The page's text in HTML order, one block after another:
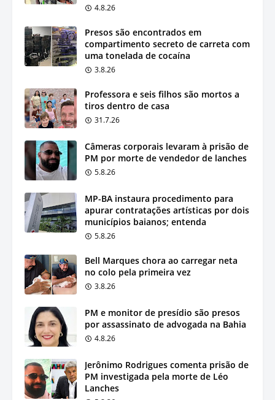
4.8.26
Presos são encontrados em
compartimento secreto de carreta com
uma tonelada de cocaína
3.8.26
Professora e seis filhos são mortos a
tiros dentro de casa
31.7.26
Câmeras corporais levaram à prisão de
PM por morte de vendedor de lanches
5.8.26
MP-BA instaura procedimento para
apurar contratações artísticas por dois
municípios baianos; entenda
5.8.26
Bell Marques chora ao carregar neta
no colo pela primeira vez
3.8.26
PM e monitor de presídio são presos
por assassinato de advogada na Bahia
4.8.26
Jerônimo Rodrigues comenta prisão de
PM investigada pela morte de Léo
Lanches